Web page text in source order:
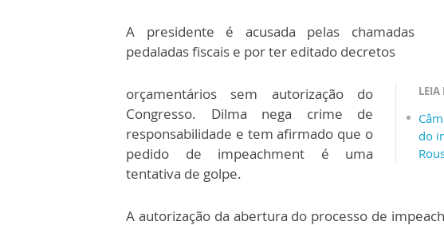
A presidente é acusada pelas chamadas
pedaladas fiscais e por ter editado decretos
LEIA
do
orçamentários sem autorização do
Congresso. Dilma nega crime de
responsabilidade e tem afirmado que o
pedido de impeachment é uma
tentativa de golpe.
A autorização da abertura do processo de